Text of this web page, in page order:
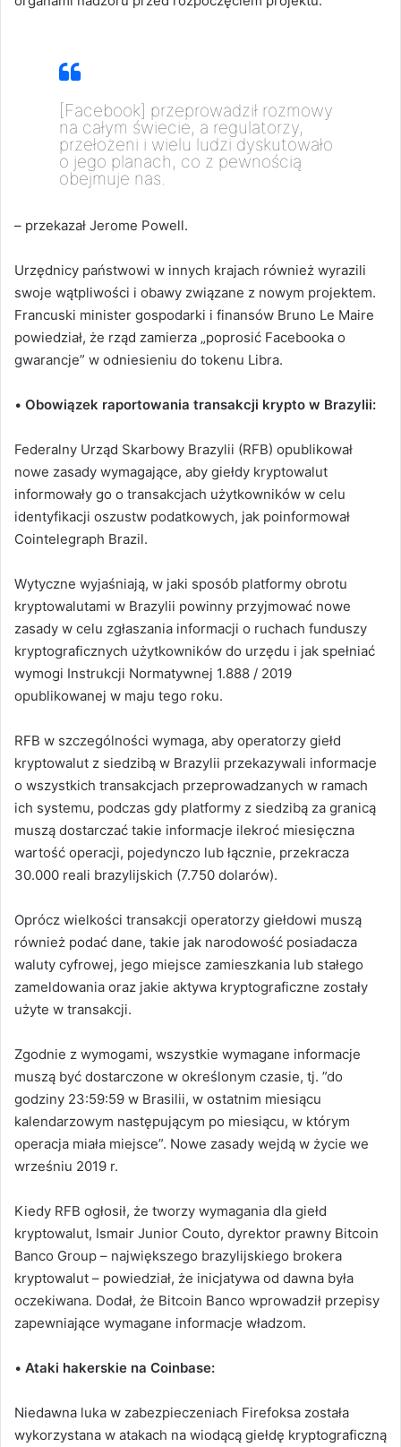
[Facebook] przeprowadził rozmowy
na całym świecie, a regulatorzy,
przełożeni i wielu ludzi dyskutowało
o jego planach, co z pewnością
obejmuje nas.
– przekazał Jerome Powell.
Urzędnicy państwowi w innych krajach również wyrazili
swoje wątpliwości i obawy związane z nowym projektem.
Francuski minister gospodarki i finansów Bruno Le Maire
powiedział, że rząd zamierza „poprosić Facebooka o
gwarancje” w odniesieniu do tokenu Libra.
• Obowiązek raportowania transakcji krypto w Brazylii:
Federalny Urząd Skarbowy Brazylii (RFB) opublikował
nowe zasady wymagające, aby giełdy kryptowalut
informowały go o transakcjach użytkowników w celu
identyfikacji oszustw podatkowych, jak poinformował
Cointelegraph Brazil.
Wytyczne wyjaśniają, w jaki sposób platformy obrotu
kryptowalutami w Brazylii powinny przyjmować nowe
zasady w celu zgłaszania informacji o ruchach funduszy
kryptograficznych użytkowników do urzędu i jak spełniać
wymogi Instrukcji Normatywnej 1.888 / 2019
opublikowanej w maju tego roku.
RFB w szczególności wymaga, aby operatorzy giełd
kryptowalut z siedzibą w Brazylii przekazywali informacje
o wszystkich transakcjach przeprowadzanych w ramach
ich systemu, podczas gdy platformy z siedzibą za granicą
muszą dostarczać takie informacje ilekroć miesięczna
wartość operacji, pojedynczo lub łącznie, przekracza
30.000 reali brazylijskich (7.750 dolarów).
Oprócz wielkości transakcji operatorzy giełdowi muszą
również podać dane, takie jak narodowość posiadacza
waluty cyfrowej, jego miejsce zamieszkania lub stałego
zameldowania oraz jakie aktywa kryptograficzne zostały
użyte w transakcji.
Zgodnie z wymogami, wszystkie wymagane informacje
muszą być dostarczone w określonym czasie, tj. ”do
godziny 23:59:59 w Brasilii, w ostatnim miesiącu
kalendarzowym następującym po miesiącu, w którym
operacja miała miejsce”. Nowe zasady wejdą w życie we
wrześniu 2019 r.
Kiedy RFB ogłosił, że tworzy wymagania dla giełd
kryptowalut, Ismair Junior Couto, dyrektor prawny Bitcoin
Banco Group – największego brazylijskiego brokera
kryptowalut – powiedział, że inicjatywa od dawna była
oczekiwana. Dodał, że Bitcoin Banco wprowadził przepisy
zapewniające wymagane informacje władzom.
• Ataki hakerskie na Coinbase:
Niedawna luka w zabezpieczeniach Firefoksa została
wykorzystana w atakach na wiodącą giełdę kryptograficzną